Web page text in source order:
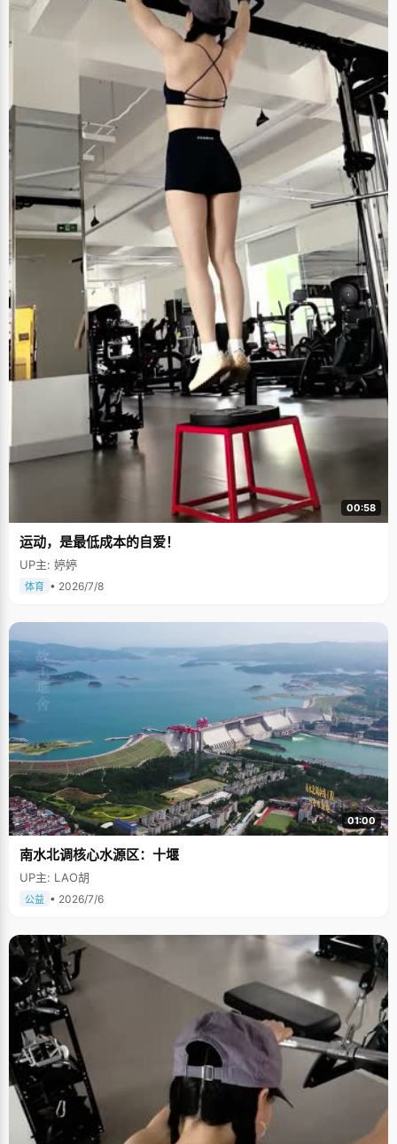
00:58
运动，是最低成本的自爱！
UP主: 婷婷
体育 • 2026/7/8
01:00
南水北调核心水源区：十堰
UP主: LAO胡
公益 • 2026/7/6